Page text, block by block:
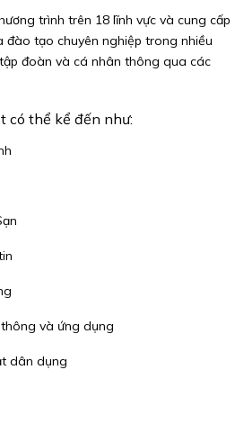
trình trên 18 lĩnh vực và cung cấp
đào tạo chuyên nghiệp trong nhiều
đoàn và cá nhân thông qua các
gian.
có thể kể đến như:
và ứng dụng
dân dụng